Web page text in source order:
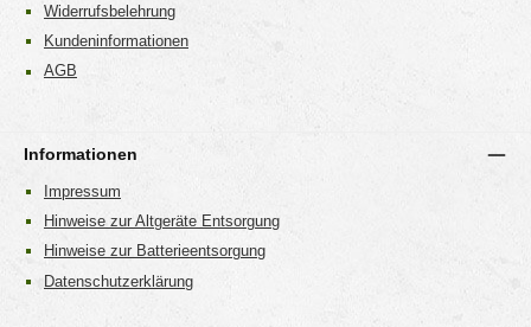
Widerrufsbelehrung
Kundeninformationen
AGB
Informationen
Impressum
Hinweise zur Altgeräte Entsorgung
Hinweise zur Batterieentsorgung
Datenschutzerklärung